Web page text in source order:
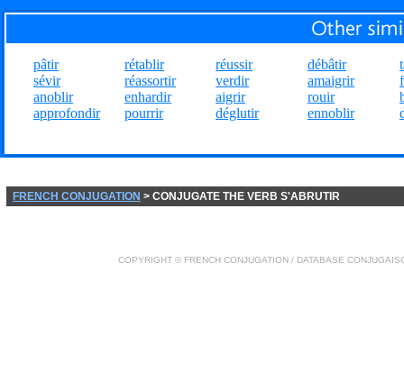
pâtir
sévir
anoblir
approfondir
rétablir
réassortir
enhardir
pourrir
réussir
verdir
aigrir
déglutir
débâtir
amaigrir
rouir
ennoblir
FRENCH CONJUGATION > CONJUGATE THE VERB S'ABRUTIR
COPYRIGHT © FRENCH CONJUGATION / DATABASE